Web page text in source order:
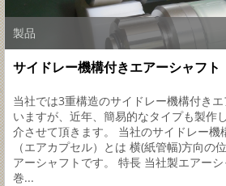
製品
サイドレー機構付きエアーシャフト
当社では3重構造のサイドレー機構付き
いますが、近年、簡易的なタイプも製作
介させて頂きます。 当社のサイドレー機
（エアカプセル）とは 横(紙管幅)方向の
アーシャフトです。 特長 当社製エアーシ
巻...